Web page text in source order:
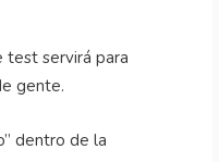
test servirá para
gente.
dentro de la